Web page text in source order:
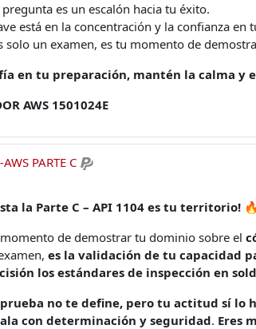
es un escalón hacia tu éxito.
está en la concentración y la confianza en
un examen, es tu momento de
en tu preparación, mantén la calma
AWS 1501024E
PARTE C
la Parte C – API 1104 es tu territorio! 🔥
de demostrar tu dominio sobre el
es la validación de tu capacidad
los estándares de inspección en
prueba no te define, pero tu actitud sí lo
con determinación y seguridad. Eres